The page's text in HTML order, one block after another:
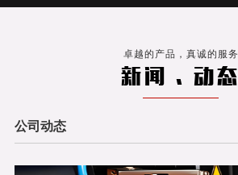
卓越的产品，真诚的服务
新闻 . 动态
公司动态